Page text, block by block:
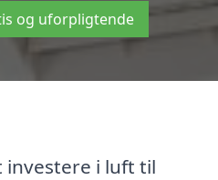
og uforpligtende
investere i luft til